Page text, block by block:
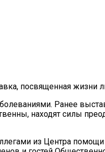
посвященная жизни
Ранее
находят силы
из Центра помощи